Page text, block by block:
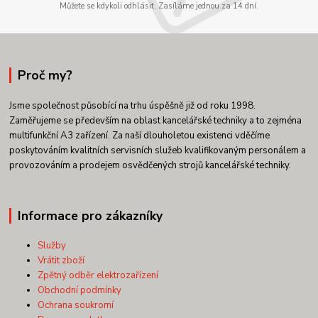
Můžete se kdykoli odhlásit. Zasíláme jednou za 14 dní.
Proč my?
Jsme společnost působící na trhu úspěšně již od roku 1998.
Zaměřujeme se především na oblast kancelářské techniky a to zejména
multifunkční A3 zařízení. Za naší dlouholetou existenci vděčíme
poskytováním kvalitních servisních služeb kvalifikovaným personálem a
provozováním a prodejem osvědčených strojů kancelářské techniky.
Informace pro zákazníky
Služby
Vrátit zboží
Zpětný odběr elektrozařízení
Obchodní podmínky
Ochrana soukromí